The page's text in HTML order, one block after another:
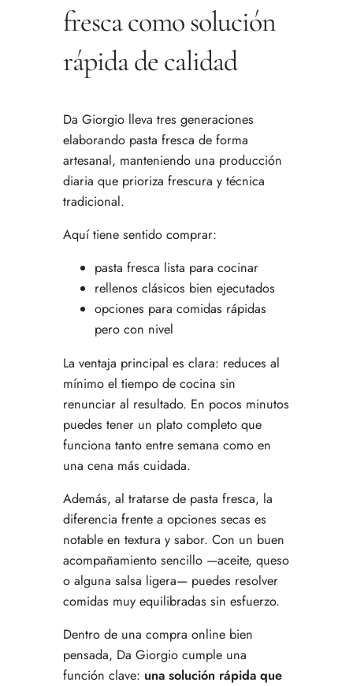
fresca como solución
rápida de calidad
Da Giorgio lleva tres generaciones
elaborando pasta fresca de forma
artesanal, manteniendo una producción
diaria que prioriza frescura y técnica
tradicional.
Aquí tiene sentido comprar:
pasta fresca lista para cocinar
rellenos clásicos bien ejecutados
opciones para comidas rápidas
pero con nivel
La ventaja principal es clara: reduces al
mínimo el tiempo de cocina sin
renunciar al resultado. En pocos minutos
puedes tener un plato completo que
funciona tanto entre semana como en
una cena más cuidada.
Además, al tratarse de pasta fresca, la
diferencia frente a opciones secas es
notable en textura y sabor. Con un buen
acompañamiento sencillo —aceite, queso
o alguna salsa ligera— puedes resolver
comidas muy equilibradas sin esfuerzo.
Dentro de una compra online bien
pensada, Da Giorgio cumple una
función clave: una solución rápida que